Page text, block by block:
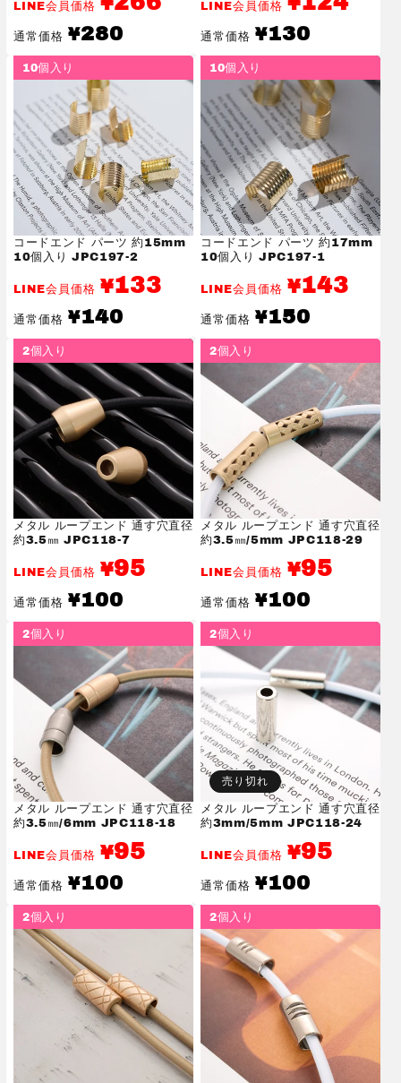
LINE会員価格
通常価格
通
常
価
格
¥280
LINE会員価格
通常価格
通
常
価
格
¥130
10個入り
コードエンド パーツ 約15mm
10個入り JPC197-2
LINE会員価格 ¥133
通常価格
通
常
価
¥140
10個入り
コードエンド パーツ 約17mm
10個入り JPC197-1
LINE会員価格 ¥143
通常価格
通
常
価
¥150
2個入り
メタル ループエンド 通す穴直径
約3.5㎜ JPC118-7
LINE会員価格 ¥95
通常価格
通
常
価
¥100
2個入り
メタル ループエンド 通す穴直径
約3.5㎜/5mm JPC118-29
LINE会員価格 ¥95
通常価格
通
常
価
¥100
2個入り
メタル ループエンド 通す穴直径
約3.5㎜/6mm JPC118-18
LINE会員価格 ¥95
通常価格
通
常
価
¥100
2個入り
売り切れ
メタル ループエンド 通す穴直径
約3mm/5mm JPC118-24
LINE会員価格 ¥95
通常価格
通
常
価
¥100
2個入り 2個入り